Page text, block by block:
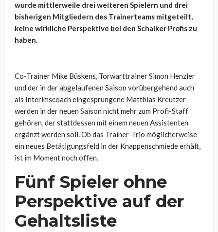
wurde mittlerweile drei weiteren Spielern und drei
bisherigen Mitgliedern des Trainerteams mitgeteilt,
keine wirkliche Perspektive bei den Schalker Profis zu
haben.
Co-Trainer Mike Büskens, Torwarttrainer Simon Henzler
und der in der abgelaufenen Saison vorübergehend auch
als Interimscoach eingesprungene Matthias Kreutzer
werden in der neuen Saison nicht mehr zum Profi-Staff
gehören, der stattdessen mit einem neuen Assistenten
ergänzt werden soll. Ob das Trainer-Trio möglicherweise
ein neues Betätigungsfeld in der Knappenschmiede erhält,
ist im Moment noch offen.
Fünf Spieler ohne
Perspektive auf der
Gehaltsliste